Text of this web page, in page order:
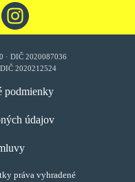
· DIČ 2020087036
2020212524
podmienky
údajov
práva vyhradené